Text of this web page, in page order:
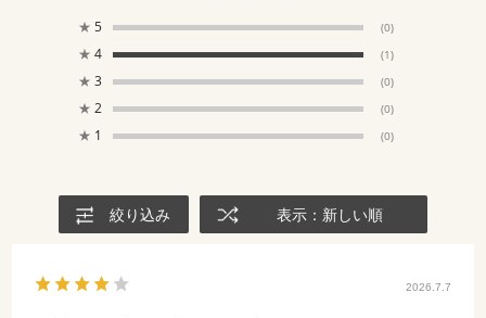
★ 5 (0)
★ 4 (1)
★ 3 (0)
★ 2 (0)
★ 1 (0)
絞り込み 表示：新しい順
2026.7.7